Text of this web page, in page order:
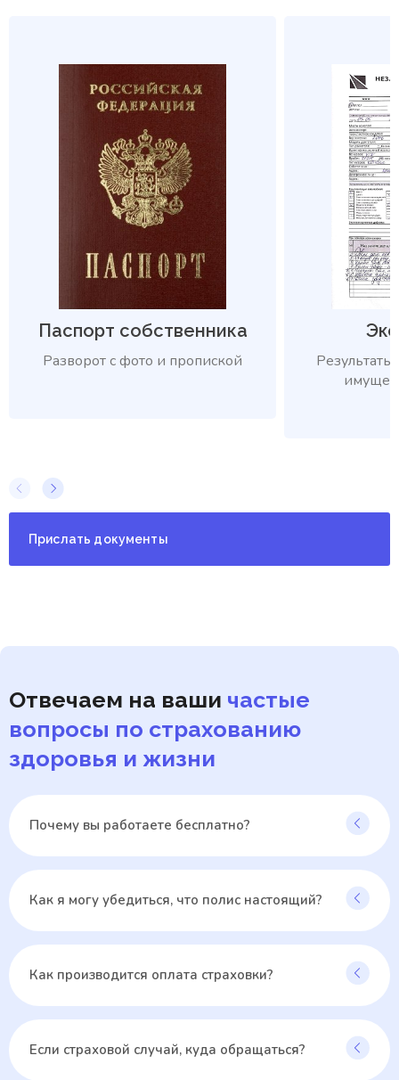
Паспорт собственника
Разворот с фото и пропиской
Прислать документы
Отвечаем на ваши частые
вопросы по страхованию
здоровья и жизни
Почему вы работаете бесплатно?
Как я могу убедиться, что полис настоящий?
Как производится оплата страховки?
Если страховой случай, куда обращаться?